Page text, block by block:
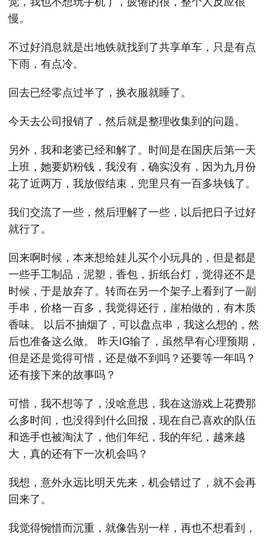
慢。
不过好消息就是出地铁就找到了共享单车，只是有点
下雨，有点冷。
回去已经零点过半了，换衣服就睡了。
今天去公司报销了，然后就是整理收集到的问题。
另外，我和老婆已经和解了。时间是在国庆后第一天
上班，她要奶粉钱，我没有，确实没有，因为九月份
花了近两万，我放假结束，兜里只有一百多块钱了。
我们交流了一些，然后理解了一些，以后把日子过好
就行了。
回来啊时候，本来想给娃儿买个小玩具的，但是都是
一些手工制品，泥塑，香包，折纸台灯，觉得还不是
时候，于是放弃了。转而在另一个架子上看到了一副
手串，价格一百多，我觉得还行，崖柏做的，有木质
香味。 以后不抽烟了，可以盘点串，我这么想的，然
后也准备这么做。 昨天IG输了，虽然早有心理预期，
但是还是觉得可惜，还是做不到吗？还要等一年吗？
还有接下来的故事吗？
可惜，我不想等了，没啥意思，我在这游戏上花费那
么多时间，也没得到什么回报，现在自己喜欢的队伍
和选手也被淘汰了，他们年纪，我的年纪，越来越
大，真的还有下一次机会吗？
我想，意外永远比明天先来，机会错过了，就不会再
回来了。
我觉得惋惜而沉重，就像告别一样，再也不想看到，